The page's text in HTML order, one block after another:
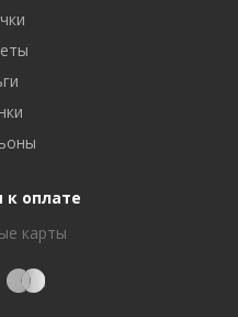
оплате
карты